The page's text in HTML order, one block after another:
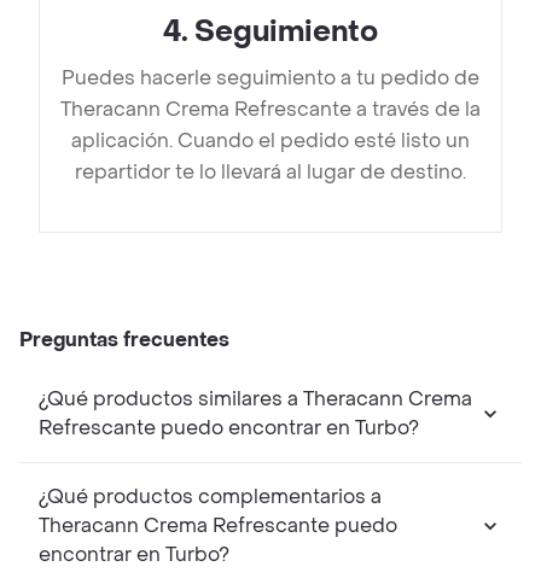
4. Seguimiento
Puedes hacerle seguimiento a tu pedido de
Theracann Crema Refrescante a través de la
aplicación. Cuando el pedido esté listo un
repartidor te lo llevará al lugar de destino.
Preguntas frecuentes
¿Qué productos similares a Theracann Crema
Refrescante puedo encontrar en Turbo?
¿Qué productos complementarios a
Theracann Crema Refrescante puedo
encontrar en Turbo?